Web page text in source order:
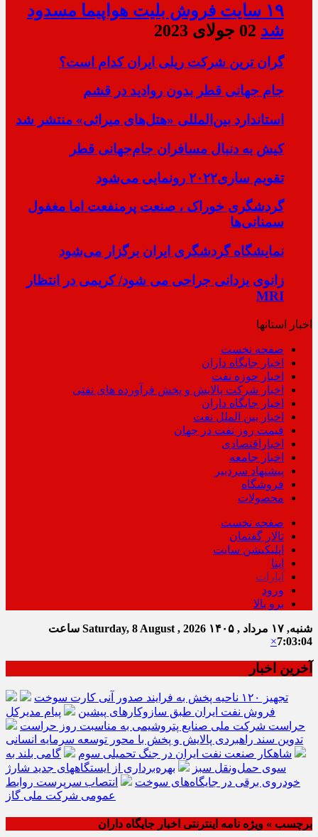
۱۹ سایت فروش بلیت هواپیما مسدود
شد 02 جولای 2023
گران ترین شرکت ریلی ایران کدام است؟
جام جهانی قطر بدون روادید در قشم
استاندارد بین‌المللی «هتل‌های میراثی» منتشر شد
کیش به دنبال مسافران جام‌جهانی قطر
تقویم ساری۲۰۲۲ رونمایی می‌شود
گردشگری خوراک ، صنعت پرمنفعت اما مغفول
سمنانی‌ها
نمایشگاه گردشگری ایران برگزار می‌شود
زانوی یزدانی جراحی می شود/ کریمی در انتظار
MRI
اخبار استانها
صفحه نخست
اخبار جایگاه داران
اخبار حوزه نفت
اخبار شرکت پالایش و پخش فرآورده های نفتی
اخبار جایگاه داران
اخبار بین الملل نفت
قیمت روز نفت در جهان
اخباراقتصادی
اخبار جامعه
پیشنهاد سردبیر
فروشگاه
محصولات
صفحه نخست
تالار گفتمان
اپلیکیشن سایت
ایتا
آپارات
ورود
برو بالا
شنبه, ۱۷ مرداد , ۱۴۰۵ Saturday, 8 August , 2026 ساعت
7:03:04
×
آخرین اخبار
تجهیز ۱۲۰ ناحیه پخش به فرایند صدور آنی کارت سوخت
فروش نفت ایران طبق سازوکارهای پیشین
پیام مدیرکل
حراست شرکت ملی صنایع پتروشیمی به مناسبت روز حراست
تدوین سند راهبردی پالایش و پخش با محور توسعه سرمایه انسانی
شاهکار صنعت نفت ایران در جنگ تحمیلی سوم
گامی بلند به
سوی حمل‌ونقل سبز
بهره‌برداری از ایستگاههای جدید شارژ
خودروی برقی در جایگاه‌های سوخت
انتصاب سرپرست روابط
عمومی شرکت ملی گاز
برچسب » ویژه نامه اینترنتی اخبار جایگاه داران